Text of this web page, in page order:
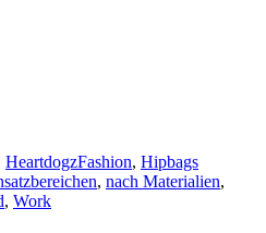
HeartdogzFashion, Hipbags
, nach Materialien,
, Work